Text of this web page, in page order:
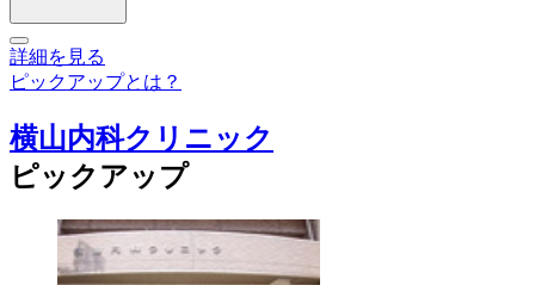
詳細を見る
ピックアップとは？
横山内科クリニック
ピックアップ